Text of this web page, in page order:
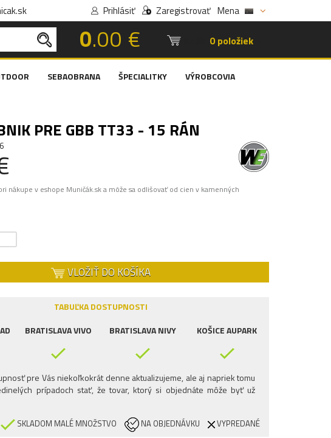
Prihlásiť Zaregistrovať Mena
0.00 € 0 položiek
SEBAOBRANA ŠPECIALITKY VÝROBCOVIA
PRE GBB TT33 - 15 RÁN
nákupe v eshope Muničák.sk a môže sa odlišovať od cien v kamenných
VLOŽIŤ DO KOŠÍKA
TABUĽKA DOSTUPNOSTI
BRATISLAVA VIVO BRATISLAVA NIVY KOŠICE AUPARK
pre Vás niekoľkokrát denne aktualizujeme, ale aj napriek tomu
prípadoch stať, že tovar, ktorý si objednáte môže byť už
SKLADOM MALÉ MNOŽSTVO NA OBJEDNÁVKU VYPREDANÉ